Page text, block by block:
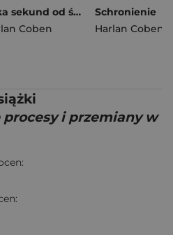
Kilka sekund od śmierci
Coben
Schronienie
Harlan Coben
i przemiany w